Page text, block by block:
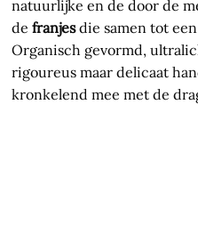
natuurlijke en de door de
defranjesdie samen tot
Organisch gevormd,
rigoureus maar delicaat
kronkelend mee met de